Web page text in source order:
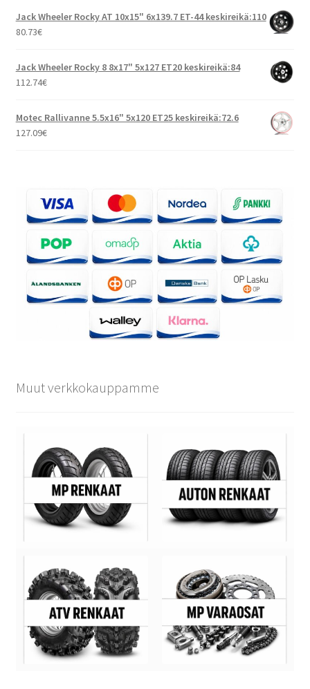
Jack Wheeler Rocky AT 10x15" 6x139.7 ET-44 keskireikä:110
80.73€
Jack Wheeler Rocky 8 8x17" 5x127 ET20 keskireikä:84
112.74€
Motec Rallivanne 5.5x16" 5x120 ET25 keskireikä:72.6
127.09€
Muut verkkokauppamme